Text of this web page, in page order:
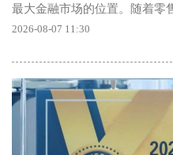
最大金融市场的位置。随着零
涌现出数百家交易平台，资质...
2026-08-07 11:30